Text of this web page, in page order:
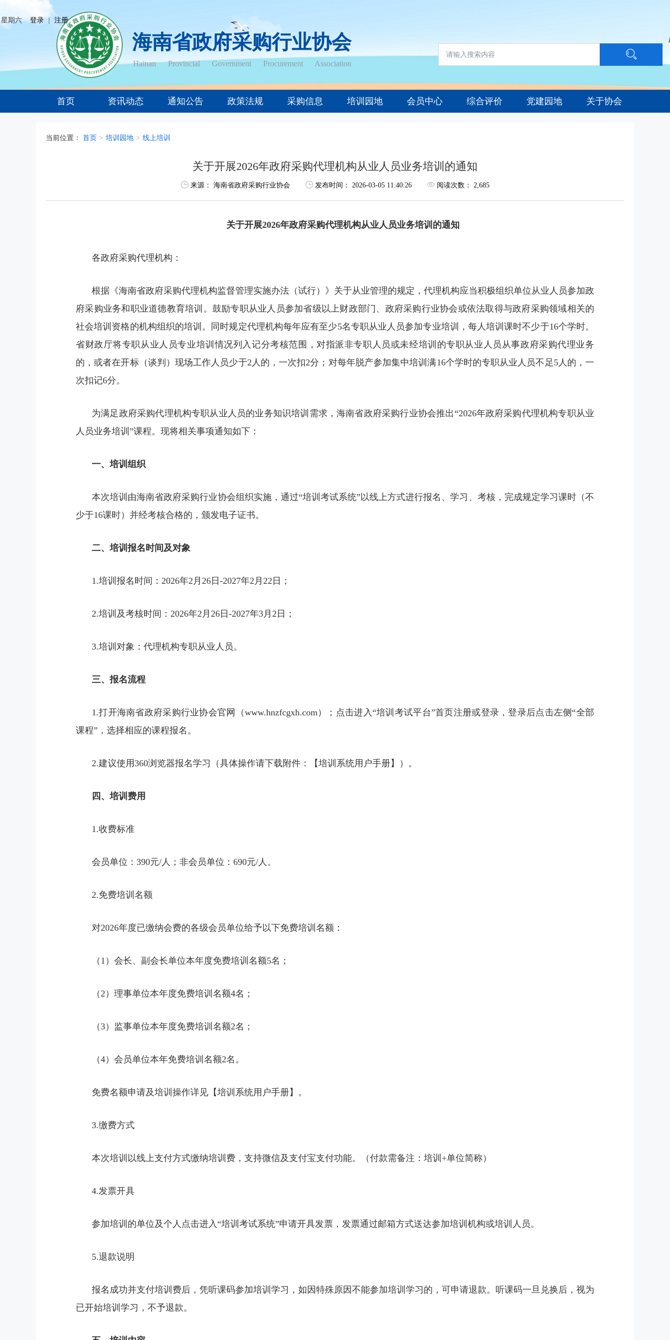
星期六 登录 | 注册
海南省政府采购行业协会
Hainan Provincial Government Procurement Association
首页 资讯动态 通知公告 政策法规 采购信息 培训园地 会员中心 综合评价 党建园地 关于协会
当前位置： 首页 > 培训园地 > 线上培训
关于开展2026年政府采购代理机构从业人员业务培训的通知
来源： 海南省政府采购行业协会 发布时间： 2026-03-05 11:40:26 阅读次数： 2,685
关于开展2026年政府采购代理机构从业人员业务培训的通知
各政府采购代理机构：
根据《海南省政府采购代理机构监督管理实施办法（试行）》关于从业管理的规定，代理机构应当积极组织单位从业人员参加政
府采购业务和职业道德教育培训。鼓励专职从业人员参加省级以上财政部门、政府采购行业协会或依法取得与政府采购领域相关的
社会培训资格的机构组织的培训。同时规定代理机构每年应有至少5名专职从业人员参加专业培训，每人培训课时不少于16个学时。
省财政厅将专职从业人员专业培训情况列入记分考核范围，对指派非专职人员或未经培训的专职从业人员从事政府采购代理业务
的，或者在开标（谈判）现场工作人员少于2人的，一次扣2分；对每年脱产参加集中培训满16个学时的专职从业人员不足5人的，一
次扣记6分。
为满足政府采购代理机构专职从业人员的业务知识培训需求，海南省政府采购行业协会推出“2026年政府采购代理机构专职从业
人员业务培训”课程。现将相关事项通知如下：
一、培训组织
本次培训由海南省政府采购行业协会组织实施，通过“培训考试系统”以线上方式进行报名、学习、考核，完成规定学习课时（不
少于16课时）并经考核合格的，颁发电子证书。
二、培训报名时间及对象
1.培训报名时间：2026年2月26日-2027年2月22日；
2.培训及考核时间：2026年2月26日-2027年3月2日；
3.培训对象：代理机构专职从业人员。
三、报名流程
1.打开海南省政府采购行业协会官网（www.hnzfcgxh.com）；点击进入“培训考试平台”首页注册或登录，登录后点击左侧“全部
课程”，选择相应的课程报名。
2.建议使用360浏览器报名学习（具体操作请下载附件：【培训系统用户手册】）。
四、培训费用
1.收费标准
会员单位：390元/人；非会员单位：690元/人。
2.免费培训名额
对2026年度已缴纳会费的各级会员单位给予以下免费培训名额：
（1）会长、副会长单位本年度免费培训名额5名；
（2）理事单位本年度免费培训名额4名；
（3）监事单位本年度免费培训名额2名；
（4）会员单位本年免费培训名额2名。
免费名额申请及培训操作详见【培训系统用户手册】。
3.缴费方式
本次培训以线上支付方式缴纳培训费，支持微信及支付宝支付功能。（付款需备注：培训+单位简称）
4.发票开具
参加培训的单位及个人点击进入“培训考试系统”申请开具发票，发票通过邮箱方式送达参加培训机构或培训人员。
5.退款说明
报名成功并支付培训费后，凭听课码参加培训学习，如因特殊原因不能参加培训学习的，可申请退款。听课码一旦兑换后，视为
已开始培训学习，不予退款。